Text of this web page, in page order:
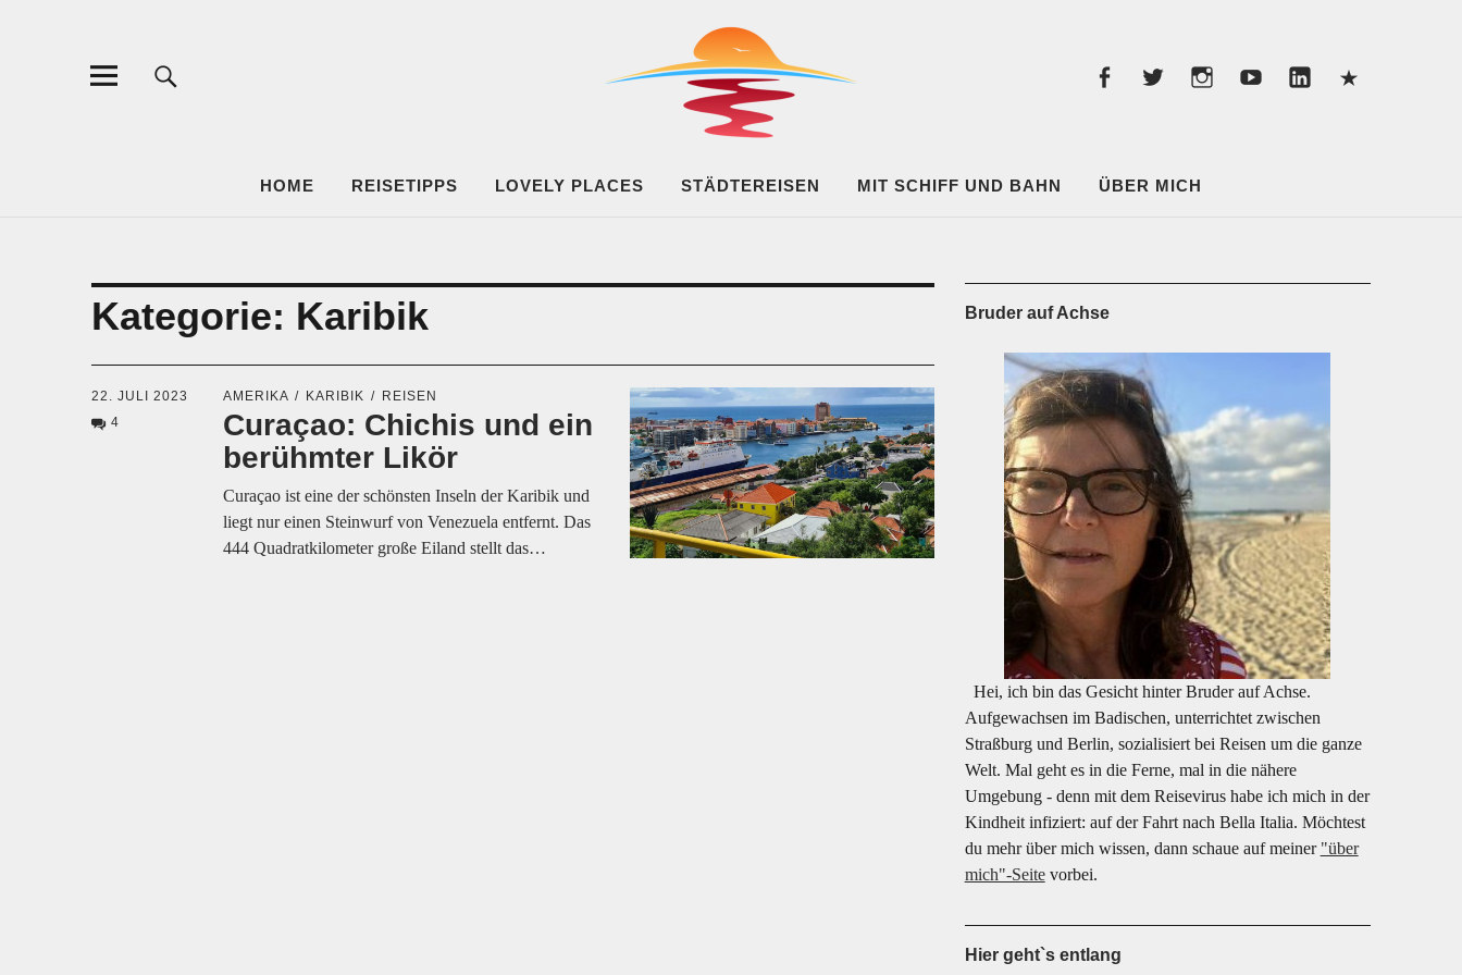
BRUDER AUF ACHSE
HOME REISETIPPS LOVELY PLACES STÄDTEREISEN MIT SCHIFF UND BAHN ÜBER MICH
Kategorie: Karibik
22. JULI 2023
4
AMERIKA KARIBIK REISEN
Curaçao: Chichis und ein
berühmter Likör
Curaçao ist eine der schönsten Inseln der Karibik und
liegt nur einen Steinwurf von Venezuela entfernt. Das
444 Quadratkilometer große Eiland stellt das…
Bruder auf Achse
Hei, ich bin das Gesicht hinter Bruder auf Achse.
Aufgewachsen im Badischen, unterrichtet zwischen
Straßburg und Berlin, sozialisiert bei Reisen um die ganze
Welt. Mal geht es in die Ferne, mal in die nähere
Umgebung - denn mit dem Reisevirus habe ich mich in der
Kindheit infiziert: auf der Fahrt nach Bella Italia. Möchtest
du mehr über mich wissen, dann schaue auf meiner "über
mich"-Seitevorbei.
Hier geht`s entlang